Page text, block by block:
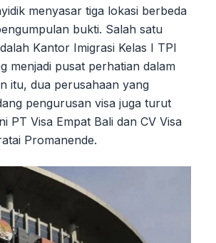
menyasar tiga lokasi berbeda
bukti. Salah satu
Kantor Imigrasi Kelas I TPI
menjadi pusat perhatian dalam
itu, dua perusahaan yang
pengurusan visa juga turut
PT Visa Empat Bali dan CV Visa
Promanende.